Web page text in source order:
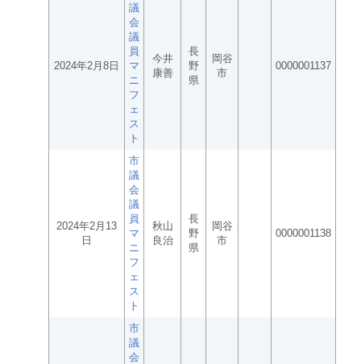
2024年2月8日
議
会
議
員
マ
ニ
フ
ェ
ス
ト
今井
康善
長
野
県
岡谷
市
0000001137
2024年2月13
日
市
議
会
議
員
マ
ニ
フ
ェ
ス
ト
秋山
良治
長
野
県
岡谷
市
0000001138
市
議
会